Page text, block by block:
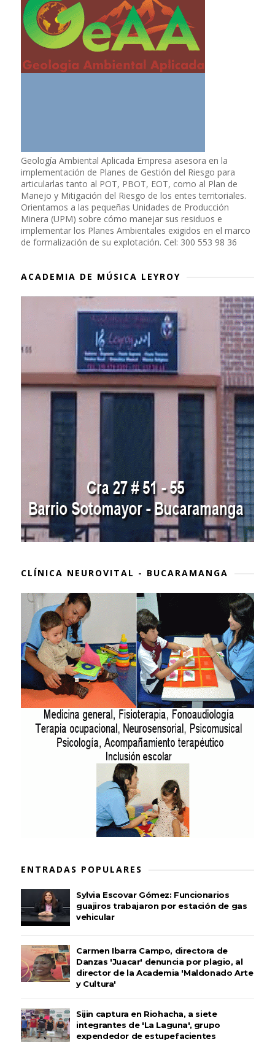
Geología Ambiental Aplicada Empresa asesora en la
implementación de Planes de Gestión del Riesgo para
articularlas tanto al POT, PBOT, EOT, como al Plan de
Manejo y Mitigación del Riesgo de los entes territoriales.
Orientamos a las pequeñas Unidades de Producción
Minera (UPM) sobre cómo manejar sus residuos e
implementar los Planes Ambientales exigidos en el marco
de formalización de su explotación. Cel: 300 553 98 36
ACADEMIA DE MÚSICA LEYROY
CLÍNICA NEUROVITAL - BUCARAMANGA
ENTRADAS POPULARES
Sylvia Escovar Gómez: Funcionarios
guajiros trabajaron por estación de gas
vehicular
Carmen Ibarra Campo, directora de
Danzas 'Juacar' denuncia por plagio, al
director de la Academia 'Maldonado Arte
y Cultura'
Sijin captura en Riohacha, a siete
integrantes de 'La Laguna', grupo
expendedor de estupefacientes